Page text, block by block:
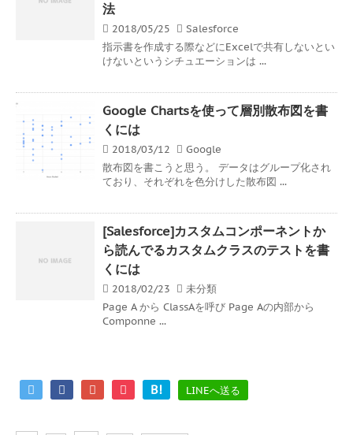
法
2018/05/25
Salesforce
指示書を作成する際などにExcelで共有しないとい
けないというシチュエーションは ...
Google Chartsを使って層別散布図を書
くには
2018/03/12
Google
散布図を書こうと思う。 データはグループ化され
ており、それぞれを色分けした散布図 ...
[Salesforce]カスタムコンポーネントか
ら読んでるカスタムクラスのテストを書
くには
2018/02/23
未分類
Page A から ClassAを呼び Page Aの内部から
Componne ...
B! LINEへ送る